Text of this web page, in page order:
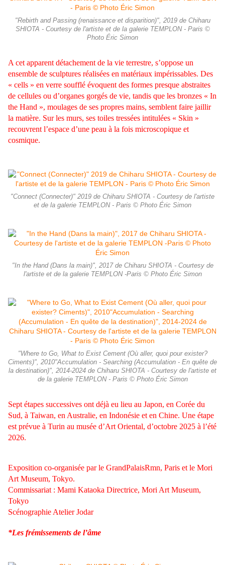
"Rebirth and Passing (renaissance et disparition)", 2019 de Chiharu
SHIOTA - Courtesy de l'artiste et de la galerie TEMPLON - Paris ©
Photo Éric Simon
A cet apparent détachement de la vie terrestre, s’oppose un
ensemble de sculptures réalisées en matériaux impérissables. Des
« cells » en verre soufflé évoquent des formes presque abstraites
de cellules ou d’organes gorgés de vie, tandis que les bronzes « In
the Hand », moulages de ses propres mains, semblent faire jaillir
la matière. Sur les murs, ses toiles tressées intitulées « Skin »
recouvrent l’espace d’une peau à la fois microscopique et
cosmique.
"Connect (Connecter)" 2019 de Chiharu SHIOTA - Courtesy de l'artiste
et de la galerie TEMPLON - Paris © Photo Éric Simon
"In the Hand (Dans la main)", 2017 de Chiharu SHIOTA - Courtesy de
l'artiste et de la galerie TEMPLON -Paris © Photo Éric Simon
"Where to Go, What to Exist Cement (Où aller, quoi pour exister?
Ciments)", 2010"Accumulation - Searching (Accumulation - En quête de
la destination)", 2014-2024 de Chiharu SHIOTA - Courtesy de l'artiste et
de la galerie TEMPLON - Paris © Photo Éric Simon
Sept étapes successives ont déjà eu lieu au Japon, en Corée du
Sud, à Taiwan, en Australie, en Indonésie et en Chine. Une étape
est prévue à Turin au musée d’Art Oriental, d’octobre 2025 à l’été
2026.
Exposition co-organisée par le GrandPalaisRmn, Paris et le Mori
Art Museum, Tokyo.
Commissariat : Mami Kataoka Directrice, Mori Art Museum,
Tokyo
Scénographie Atelier Jodar
*Les frémissements de l’âme